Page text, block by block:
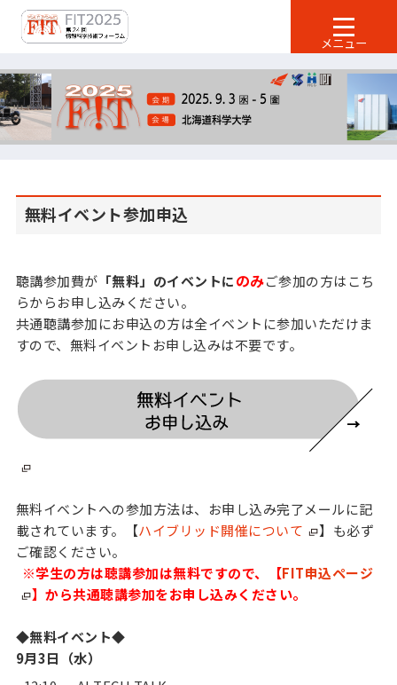
無料イベント参加申込
聴講参加費が 「無料」のイベントにのみご参加の方はこち
らからお申し込みください。
共通聴講参加にお申込の方は全イベントに参加いただけま
すので、無料イベントお申し込みは不要です。
無料イベントへの参加方法は、お申し込み完了メールに記
載されています。【ハイブリッド開催について
】も必ず
ご確認ください。
※学生の方は聴講参加は無料ですので、【FIT申込ページ
】から共通聴講参加をお申し込みください。
◆無料イベント◆
9月3日（水）